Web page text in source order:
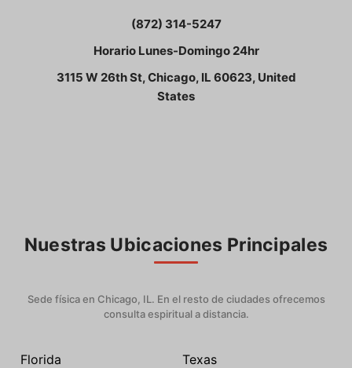
(872) 314-5247
Horario Lunes-Domingo 24hr
3115 W 26th St, Chicago, IL 60623, United
States
Nuestras Ubicaciones Principales
Sede física en Chicago, IL. En el resto de ciudades ofrecemos
consulta espiritual a distancia.
Florida Texas